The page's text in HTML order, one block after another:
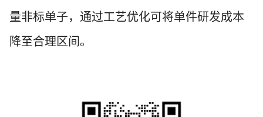
量非标单子，通过工艺优化可将单件研发成本
降至合理区间。